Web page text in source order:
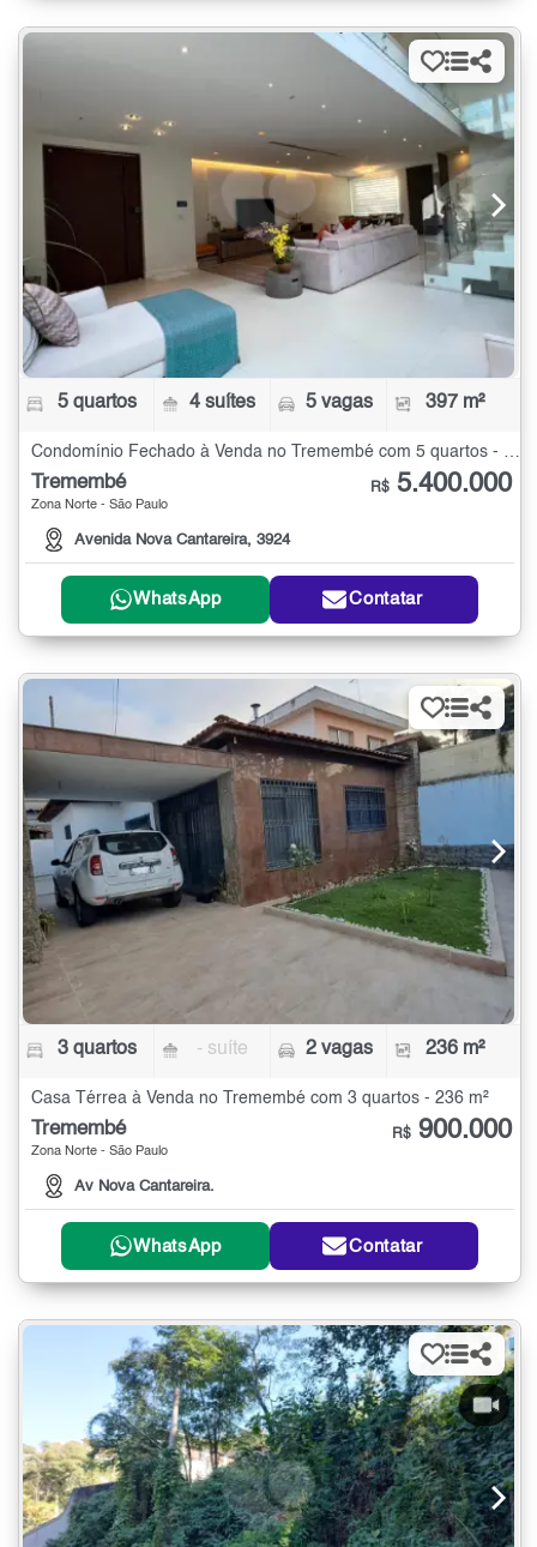
5 quartos 4 suítes 5 vagas 397 m²
Tremembé
Zona Norte - São Paulo
Avenida Nova Cantareira, 3924
R$ 5.400.000
WhatsApp Contatar
3 quartos - suíte 2 vagas 236 m²
Casa Térrea à Venda no Tremembé com 3 quartos - 236 m²
Tremembé
Zona Norte - São Paulo
Av Nova Cantareira.
R$ 900.000
WhatsApp Contatar